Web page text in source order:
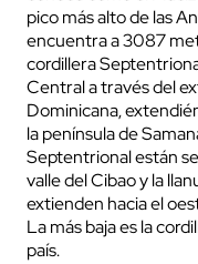
pico más alto de las
encuentra a 3087
cordillera
Central a través del
Dominicana,
la península de
Septentrional están
valle del Cibao y la
extienden hacia el
La más baja es la
país.